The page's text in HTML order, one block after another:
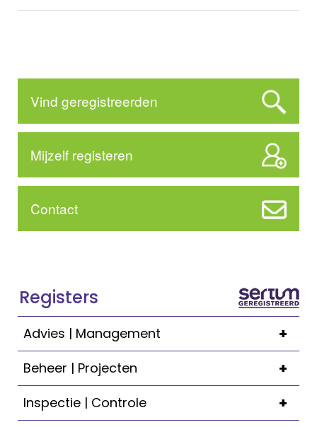
Vind geregistreerden
Mijzelf registeren
Contact
Registers
+
Advies | Management
+
Beheer | Projecten
+
Inspectie | Controle